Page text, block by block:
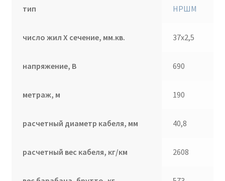
тип НРШМ
число жил Х сечение, мм.кв. 37х2,5
напряжение, В 690
метраж, м 190
расчетный диаметр кабеля, мм 40,8
расчетный вес кабеля, кг/км 2608